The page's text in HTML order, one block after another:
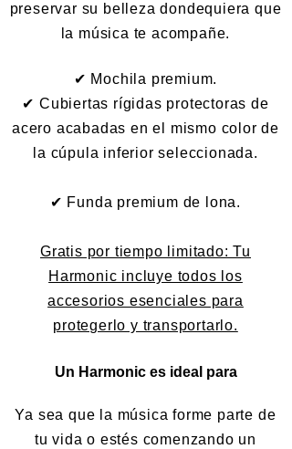
preservar su belleza dondequiera que
la música te acompañe.
✔ Mochila premium.
✔ Cubiertas rígidas protectoras de
acero acabadas en el mismo color de
la cúpula inferior seleccionada.
✔ Funda premium de lona.
Gratis por tiempo limitado: Tu
Harmonic incluye todos los
accesorios esenciales para
protegerlo y transportarlo.
Un Harmonic es ideal para
Ya sea que la música forme parte de
tu vida o estés comenzando un